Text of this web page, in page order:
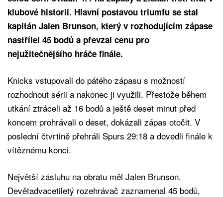
klubové historii. Hlavní postavou triumfu se stal
kapitán Jalen Brunson, který v rozhodujícím zápase
nastřílel 45 bodů a převzal cenu pro
nejužitečnějšího hráče finále.
Knicks vstupovali do pátého zápasu s možností
rozhodnout sérii a nakonec ji využili. Přestože během
utkání ztráceli až 16 bodů a ještě deset minut před
koncem prohrávali o deset, dokázali zápas otočit. V
poslední čtvrtině přehráli Spurs 29:18 a dovedli finále k
vítěznému konci.
Největší zásluhu na obratu měl Jalen Brunson.
Devětadvacetiletý rozehrávač zaznamenal 45 bodů,